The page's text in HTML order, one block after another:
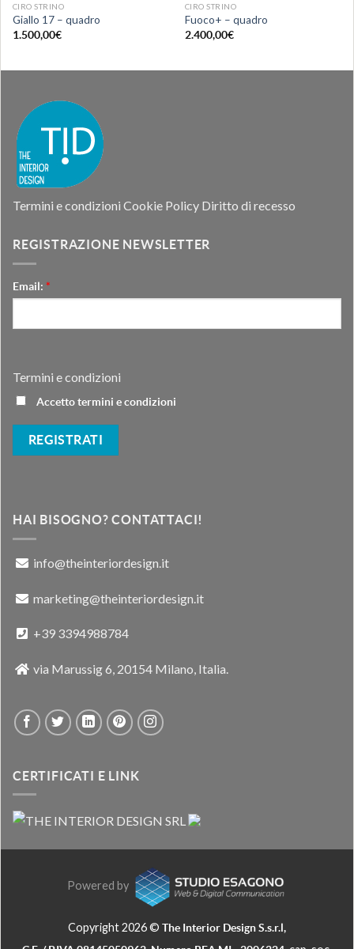
CIRO STRINO
Giallo 17 – quadro
1.500,00€
CIRO STRINO
Fuoco+ – quadro
2.400,00€
Termini e condizioni Cookie Policy Diritto di recesso
REGISTRAZIONE NEWSLETTER
Email: *
Termini e condizioni
Accetto termini e condizioni
HAI BISOGNO? CONTATTACI!
info@theinteriordesign.it
marketing@theinteriordesign.it
+39 3394988784
via Marussig 6, 20154 Milano, Italia.
CERTIFICATI E LINK
Powered by
Copyright 2026 © The Interior Design S.s.r.l,